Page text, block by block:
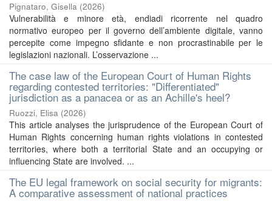
Pignataro, Gisella (2026)
Vulnerabilità e minore età, endiadi ricorrente nel quadro
normativo europeo per il governo dell’ambiente digitale, vanno
percepite come impegno sfidante e non procrastinabile per le
legislazioni nazionali. L’osservazione ...
The case law of the European Court of Human Rights
regarding contested territories: "Differentiated"
jurisdiction as a panacea or as an Achille's heel?
Ruozzi, Elisa (2026)
This article analyses the jurisprudence of the European Court of
Human Rights concerning human rights violations in contested
territories, where both a territorial State and an occupying or
influencing State are involved. ...
The EU legal framework on social security for migrants:
A comparative assessment of national practices